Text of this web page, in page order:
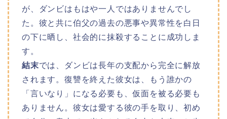
が、ダンビはもはや一人ではありませんでし
た。彼と共に伯父の過去の悪事や異常性を白日
の下に晒し、社会的に抹殺することに成功しま
す。
結末では、ダンビは長年の支配から完全に解放
されます。復讐を終えた彼女は、もう誰かの
「言いなり」になる必要も、仮面を被る必要も
ありません。彼女は愛する彼の手を取り、初め